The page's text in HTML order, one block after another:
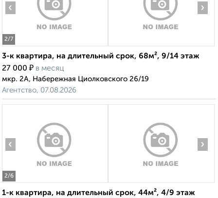
2/7
‹ ›
3-к квартира, на длительный срок, 68м², 9/14 этаж
27 000 ₽ в месяц
мкр. 2А, Набережная Циолковского 26/19
Агентство, 07.08.2026
2/6
‹ ›
1-к квартира, на длительный срок, 44м², 4/9 этаж